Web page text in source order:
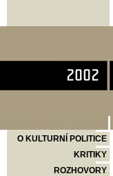
O KULTURNÍ POLITICE
KRITIKY
ROZHOVORY